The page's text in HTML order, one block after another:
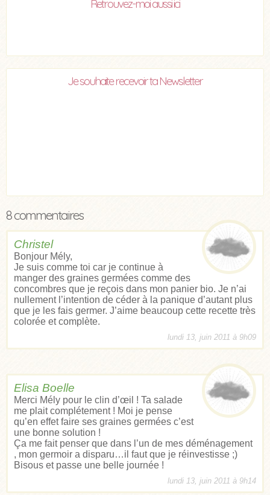
Retrouvez-moi aussi ici
Je souhaite recevoir ta Newsletter
8 commentaires
Christel
Bonjour Mély,
Je suis comme toi car je continue à
manger des graines germées comme des
concombres que je reçois dans mon panier bio. Je n’ai
nullement l’intention de céder à la panique d’autant plus
que je les fais germer. J’aime beaucoup cette recette très
colorée et complète.
lundi 13, juin 2011 à 9h09
Elisa Boelle
Merci Mély pour le clin d’œil ! Ta salade
me plait complétement ! Moi je pense
qu’en effet faire ses graines germées c’est
une bonne solution !
Ça me fait penser que dans l’un de mes déménagement
, mon germoir a disparu…il faut que je réinvestisse ;)
Bisous et passe une belle journée !
lundi 13, juin 2011 à 9h14